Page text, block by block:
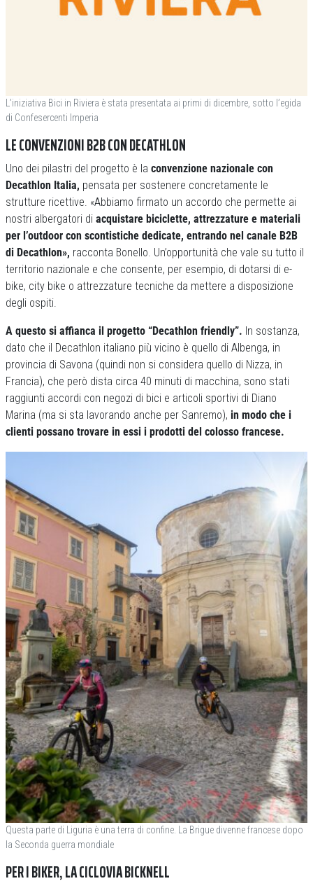
L’iniziativa Bici in Riviera è stata presentata ai primi di dicembre, sotto l’egida
di Confesercenti Imperia
LE CONVENZIONI B2B CON DECATHLON
Uno dei pilastri del progetto è la convenzione nazionale con
Decathlon Italia, pensata per sostenere concretamente le
strutture ricettive. «Abbiamo firmato un accordo che permette ai
nostri albergatori di acquistare biciclette, attrezzature e materiali
per l’outdoor con scontistiche dedicate, entrando nel canale B2B
di Decathlon», racconta Bonello. Un’opportunità che vale su tutto il
territorio nazionale e che consente, per esempio, di dotarsi di e-
bike, city bike o attrezzature tecniche da mettere a disposizione
degli ospiti.
A questo si affianca il progetto “Decathlon friendly”. In sostanza,
dato che il Decathlon italiano più vicino è quello di Albenga, in
provincia di Savona (quindi non si considera quello di Nizza, in
Francia), che però dista circa 40 minuti di macchina, sono stati
raggiunti accordi con negozi di bici e articoli sportivi di Diano
Marina (ma si sta lavorando anche per Sanremo), in modo che i
clienti possano trovare in essi i prodotti del colosso francese.
Questa parte di Liguria è una terra di confine. La Brigue divenne francese dopo
la Seconda guerra mondiale
PER I BIKER, LA CICLOVIA BICKNELL